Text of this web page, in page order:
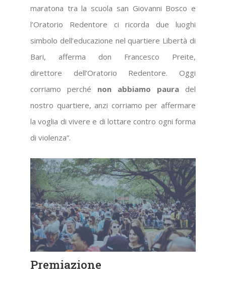
maratona tra la scuola san Giovanni Bosco e
l’Oratorio Redentore ci ricorda due luoghi
simbolo dell’educazione nel quartiere Libertà di
Bari, afferma don Francesco Preite,
direttore dell’Oratorio Redentore. Oggi
corriamo perché non abbiamo paura del
nostro quartiere, anzi corriamo per affermare
la voglia di vivere e di lottare contro ogni forma
di violenza”.
Premiazione